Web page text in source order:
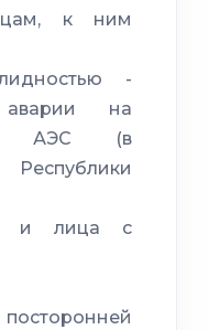
к ним
-
аварии на
АЭС (в
и лица с